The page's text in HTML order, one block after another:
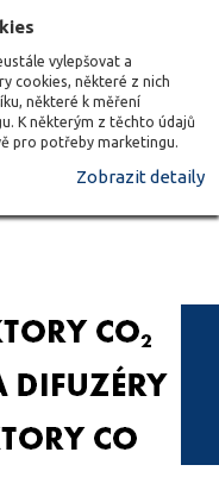
vylepšovat a
cookies, některé z nich
některé k měření
K některým z těchto údajů
pro potřeby marketingu.
Zobrazit detaily